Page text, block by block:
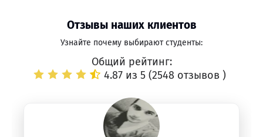
Отзывы наших клиентов
Узнайте почему выбирают студенты:
Общий рейтинг:
4.87 из 5 (2548 отзывов )